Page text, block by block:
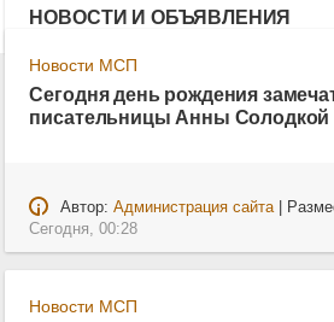
НОВОСТИ И ОБЪЯВЛЕНИЯ
Новости МСП
Сегодня день рождения
писательницы Анны Солодкой
Автор: Администрация сайта|
Сегодня, 00:28
Новости МСП